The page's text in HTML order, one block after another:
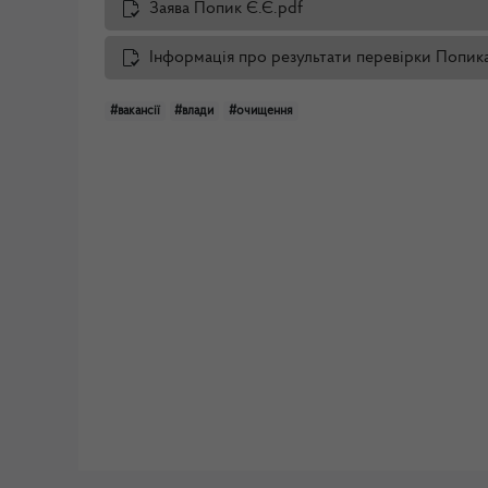
Заява Попик Є.Є.pdf
Інформація про результати перевірки
#вакансії #влади #очищення